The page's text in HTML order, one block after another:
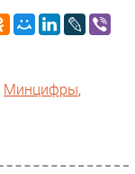
Минцифры,